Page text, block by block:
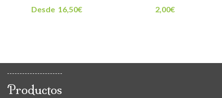
CABRA
Desde 16,50€
CON PAPAYA
2,00€
Productos